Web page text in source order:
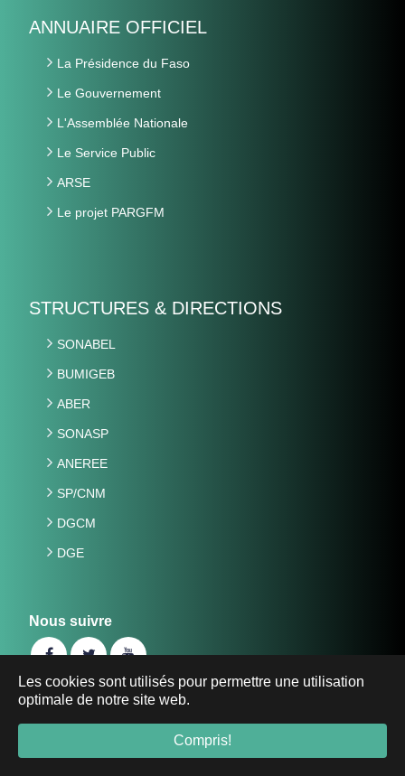
Les cookies sont utilisés pour permettre une utilisation
optimale de notre site web.
Compris!
ANNUAIRE OFFICIEL
La Présidence du Faso
Le Gouvernement
L'Assemblée Nationale
Le Service Public
ARSE
Le projet PARGFM
STRUCTURES & DIRECTIONS
SONABEL
BUMIGEB
ABER
SONASP
ANEREE
SP/CNM
DGCM
DGE
Nous suivre
©2019 Ministère de l'Energie, des Mines et des Carrières
Mentions Légales